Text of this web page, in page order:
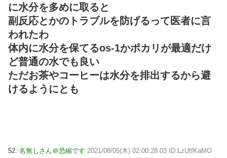
に水分を多めに取ると
副反応とかのトラブルを防げるって医者に言
われたわ
体内に水分を保てるos-1かポカリが最適だけ
ど普通の水でも良い
ただお茶やコーヒーは水分を排出するから避
けるようにとも
52: 名無しさん＠恐縮です 2021/08/05(木) 02:00:28.03 ID:LzUtfKaMO